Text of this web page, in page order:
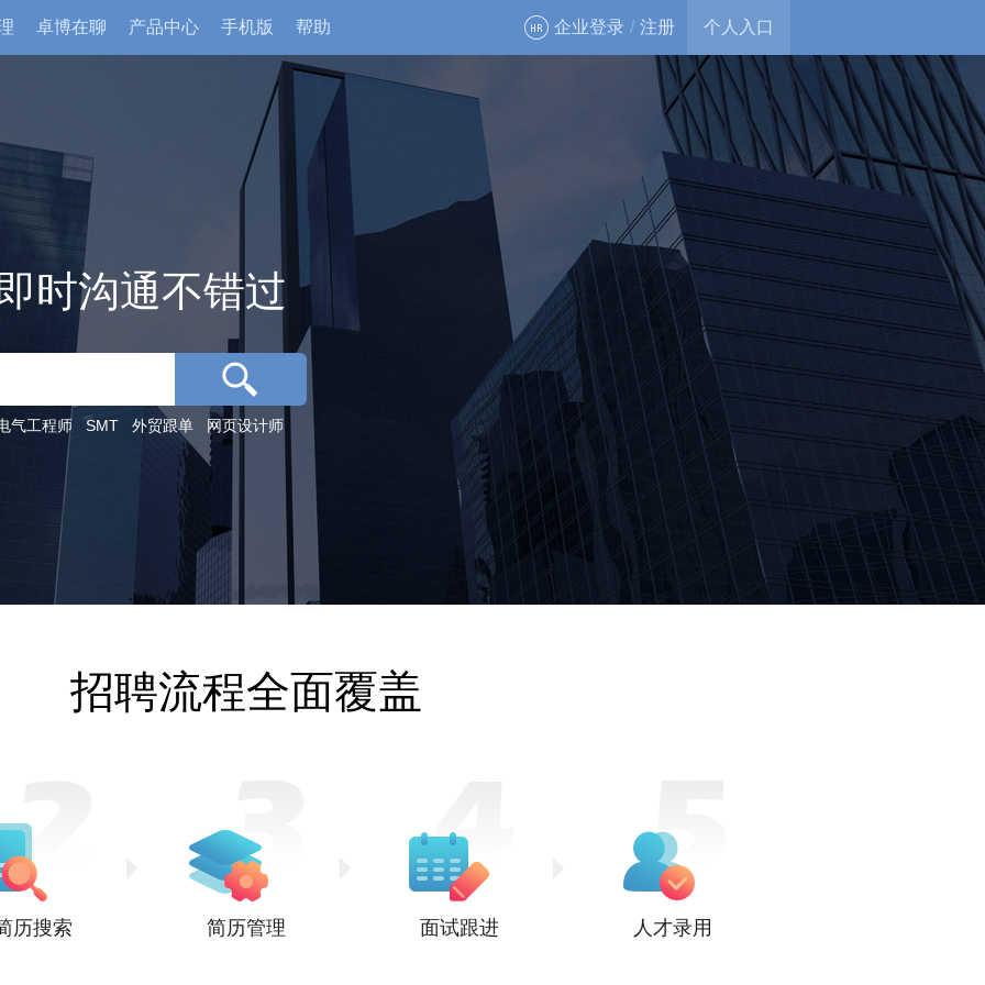
卓博在聊 产品中心 手机版 帮助 企业登录 / 注册 个人入口
时沟通不错过
气工程师 SMT 外贸跟单 网页设计师
招聘流程全面覆盖
历搜索 简历管理 面试跟进 人才录用